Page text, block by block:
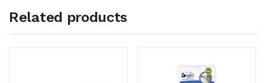
Related products